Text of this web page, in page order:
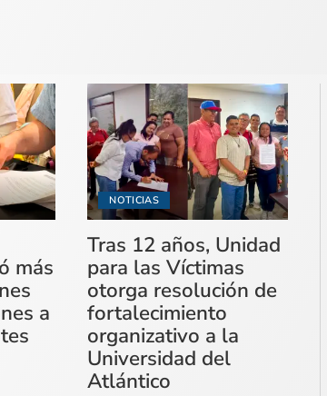
más
a
NOTICIAS
Tras 12 años, Unidad
para las Víctimas
otorga resolución de
fortalecimiento
organizativo a la
Universidad del
Atlántico